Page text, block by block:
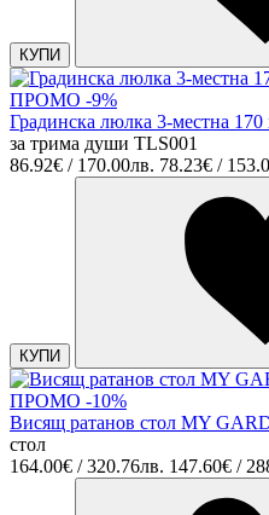
КУПИ
ПРОМО -9%
Градинска люлка 3-местна
за трима души TLS001
86.92€ / 170.00лв. 78.23€ /
КУПИ
ПРОМО -10%
Висящ ратанов стол MY
стол
164.00€ / 320.76лв. 147.60€ /